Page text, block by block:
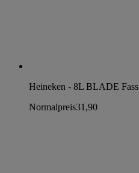
Heineken - 8L BLADE Fass
Normalpreis31,90